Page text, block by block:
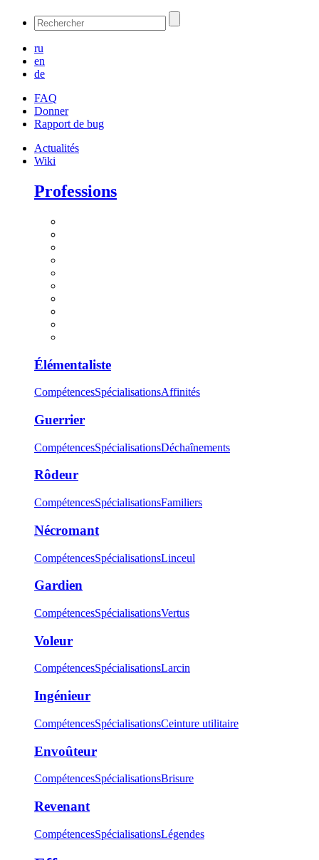
ru
en
de
FAQ
Donner
Rapport de bug
Actualités
Wiki
Professions
Élémentaliste
CompétencesSpécialisationsAffinités
Guerrier
CompétencesSpécialisationsDéchaînements
Rôdeur
CompétencesSpécialisationsFamiliers
Nécromant
CompétencesSpécialisationsLinceul
Gardien
CompétencesSpécialisationsVertus
Voleur
CompétencesSpécialisationsLarcin
Ingénieur
CompétencesSpécialisationsCeinture utilitaire
Envoûteur
CompétencesSpécialisationsBrisure
Revenant
CompétencesSpécialisationsLégendes